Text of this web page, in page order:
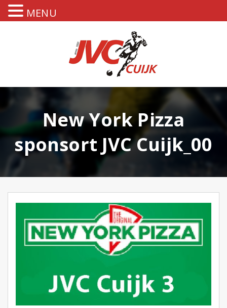
New York Pizza
sponsort JVC Cuijk_00
MENU